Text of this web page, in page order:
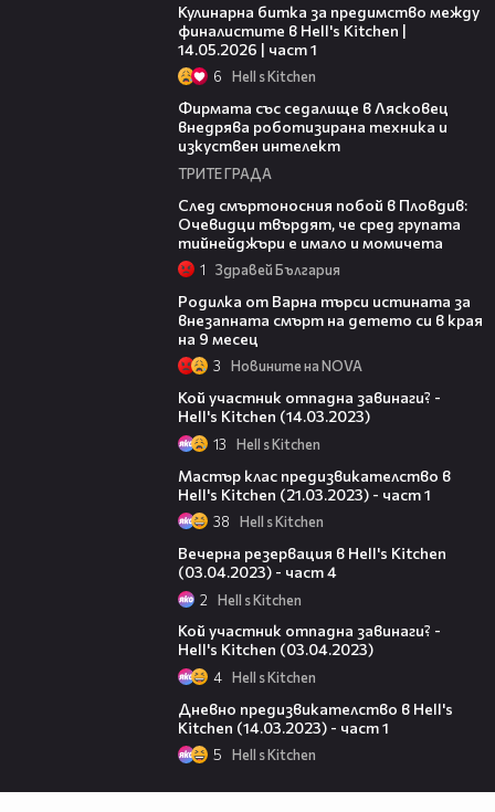
Кулинарна битка за предимство между
финалистите в Hell's Kitchen |
14.05.2026 | част 1
6 Hell s Kitchen
Фирмата със седалище в Лясковец
внедрява роботизирана техника и
изкуствен интелект
ТРИТЕ ГРАДА
След смъртоносния побой в Пловдив:
Очевидци твърдят, че сред групата
тийнейджъри е имало и момичета
1 Здравей България
Родилка от Варна търси истината за
внезапната смърт на детето си в края
на 9 месец
3 Новините на NOVA
Кой участник отпадна завинаги? -
Hell's Kitchen (14.03.2023)
13 Hell s Kitchen
Мастър клас предизвикателство в
Hell's Kitchen (21.03.2023) - част 1
38 Hell s Kitchen
Вечерна резервация в Hell's Kitchen
(03.04.2023) - част 4
2 Hell s Kitchen
Кой участник отпадна завинаги? -
Hell's Kitchen (03.04.2023)
4 Hell s Kitchen
Дневно предизвикателство в Hell's
Kitchen (14.03.2023) - част 1
5 Hell s Kitchen